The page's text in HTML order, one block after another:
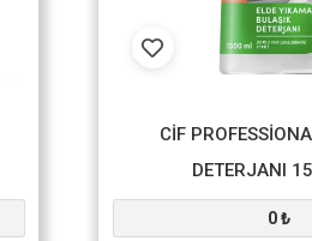
CİF
DETERJANI
0 ₺